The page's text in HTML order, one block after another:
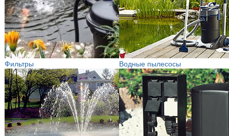
Фильтры Водные пылесосы